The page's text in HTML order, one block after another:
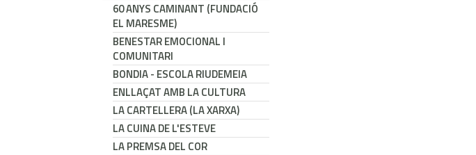
60 ANYS CAMINANT (FUNDACIÓ
EL MARESME)
BENESTAR EMOCIONAL I
COMUNITARI
BONDIA - ESCOLA RIUDEMEIA
ENLLAÇAT AMB LA CULTURA
LA CARTELLERA (LA XARXA)
LA CUINA DE L'ESTEVE
LA PREMSA DEL COR